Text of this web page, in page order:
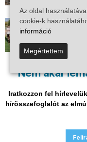
Nem akar
Iratkozzon fel
hírösszefoglalót az
Mi
Adatvédelmi
Az oldal
cookie-k
információ
Megértettem